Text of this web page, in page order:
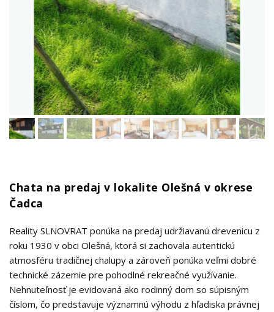
Chata na predaj v lokalite Olešná v okrese
Čadca
Reality SLNOVRAT ponúka na predaj udržiavanú drevenicu z
roku 1930 v obci Olešná, ktorá si zachovala autentickú
atmosféru tradičnej chalupy a zároveň ponúka veľmi dobré
technické zázemie pre pohodlné rekreačné využívanie.
Nehnuteľnosť je evidovaná ako rodinný dom so súpisným
číslom, čo predstavuje významnú výhodu z hľadiska právnej